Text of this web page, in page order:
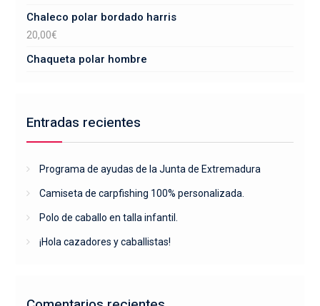
Chaleco polar bordado harris
20,00€
Chaqueta polar hombre
Entradas recientes
Programa de ayudas de la Junta de Extremadura
Camiseta de carpfishing 100% personalizada.
Polo de caballo en talla infantil.
¡Hola cazadores y caballistas!